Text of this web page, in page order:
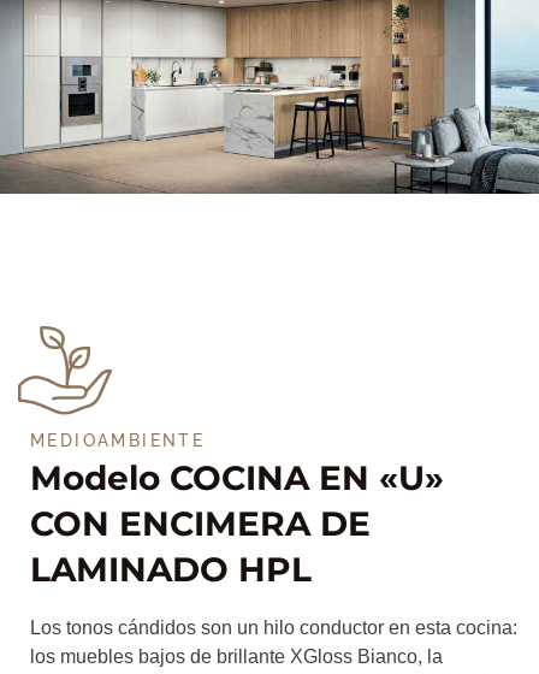
MEDIOAMBIENTE
Modelo COCINA EN «U»
CON ENCIMERA DE
LAMINADO HPL
Los tonos cándidos son un hilo conductor en esta cocina:
los muebles bajos de brillante XGloss Bianco, la